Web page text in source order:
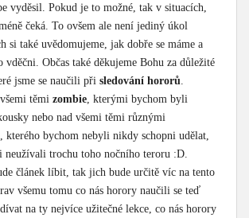
vyděsil. Pokud je to možné, tak v situacích,
čeká. To ovšem ale není jediný úkol
si také uvědomujeme, jak dobře se máme a
vděčni. Občas také děkujeme Bohu za důležité
jsme se naučili při sledování hororů
těmi zombie , kterými bychom byli
nebo nad všemi těmi různými
, kterého bychom nebyli nikdy schopni udělat,
neužívali trochu toho nočního teroru :D.
článek líbit, tak jich bude určitě víc na tento
všemu tomu co nás horory naučili se teď
na ty nejvíce užitečné lekce, co nás horory